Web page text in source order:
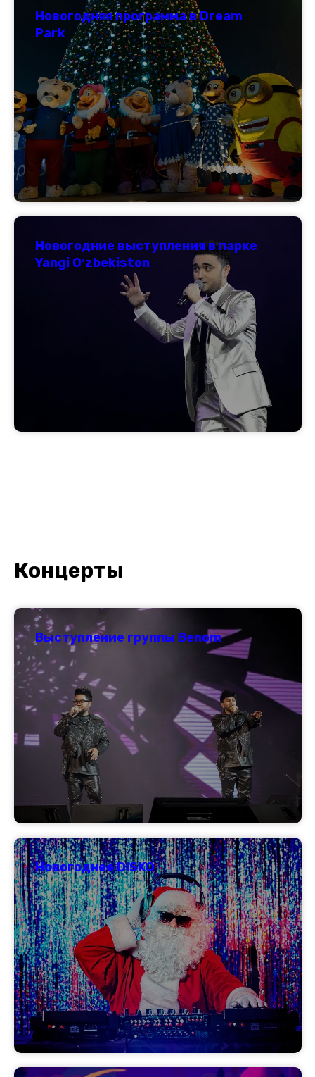
Новогодняя программа в Dream
Park
Новогодние выступления в парке
Yangi Oʻzbekiston
Концерты
Выступление группы Benom
Новогоднее DISKO